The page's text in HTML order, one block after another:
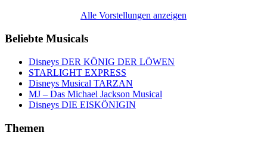
Alle Vorstellungen anzeigen
Beliebte Musicals
Disneys DER KÖNIG DER LÖWEN
STARLIGHT EXPRESS
Disneys Musical TARZAN
MJ – Das Michael Jackson Musical
Disneys DIE EISKÖNIGIN
Themen